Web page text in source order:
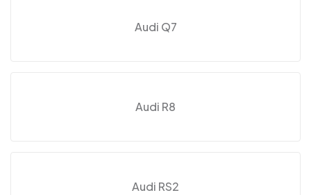
Audi Q7
Audi R8
Audi RS2